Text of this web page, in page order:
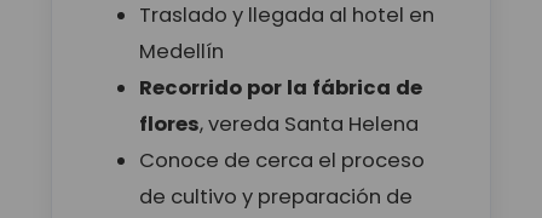
Traslado y llegada al hotel en
Medellín
Recorrido por la fábrica de
flores, vereda Santa Helena
Conoce de cerca el proceso
de cultivo y preparación de